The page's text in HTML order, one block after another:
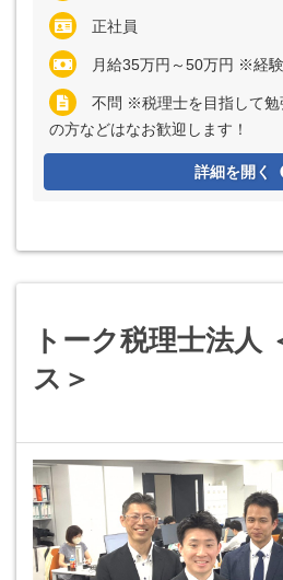
正社員
月給35万円～50万円 ※経験・能力など考慮の上、決定いたします ※上記に固定残業代（
不問 ※税理士を目指して勉
の方などはなお歓迎します！
詳細を開く
トーク税理士法人
ス＞